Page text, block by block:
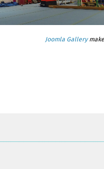
Joomla Gallery